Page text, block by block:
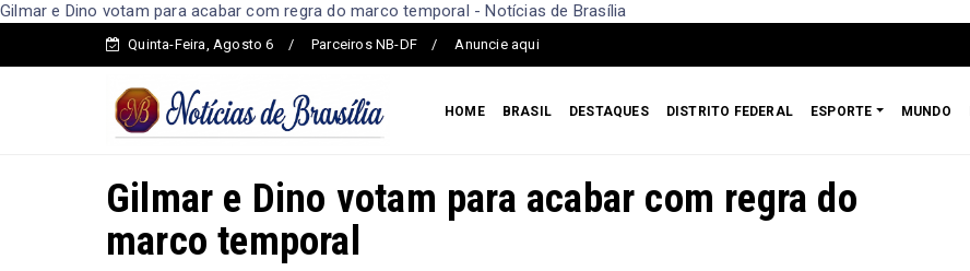
Gilmar e Dino votam para acabar com regra do marco temporal - Notícias de Brasília
Quinta-Feira, Agosto 6 Parceiros NB-DF Anuncie aqui
HOME BRASIL DESTAQUES DISTRITO FEDERAL ESPORTE MUNDO
Gilmar e Dino votam para acabar com regra do
marco temporal